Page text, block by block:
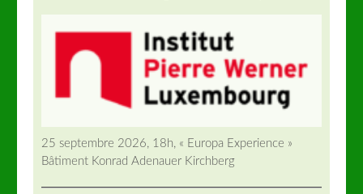
25 septembre 2026, 18h, « Europa Experience »
Bâtiment Konrad Adenauer Kirchberg